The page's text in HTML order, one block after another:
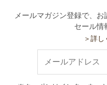
メールマガジン登録で、
セール情
＞詳し